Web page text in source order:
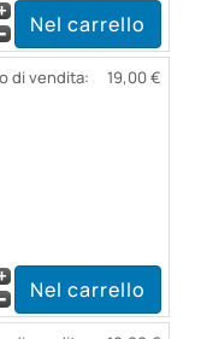
di vendita: 19,00 €